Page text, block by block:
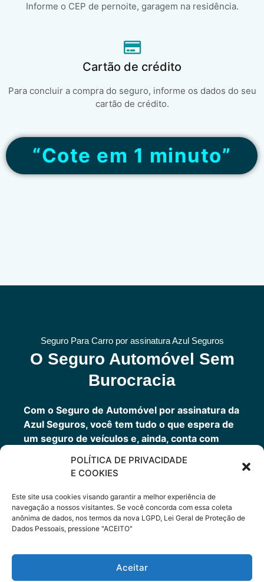
POLÍTICA DE PRIVACIDADE
E COOKIES
Este site usa cookies visando garantir a melhor experiência de
navegação a nossos visitantes. Se você concorda com essa coleta
anônima de dados, nos termos da nova LGPD, Lei Geral de Proteção de
Dados Pessoais, pressione "ACEITO"
Aceitar
Informe o CEP de pernoite, garagem na residência.
Cartão de crédito
Para concluir a compra do seguro, informe os dados do seu
cartão de crédito.
“Cote em 1 minuto”
Seguro Para Carro por assinatura Azul Seguros
O Seguro Automóvel Sem
Burocracia
Com o Seguro de Automóvel por assinatura da
Azul Seguros, você tem tudo o que espera de
um seguro de veículos e, ainda, conta com
outros benefícios disponíveis 24h.
Você tem um seguro completo com a garantia
Porto Seguro.